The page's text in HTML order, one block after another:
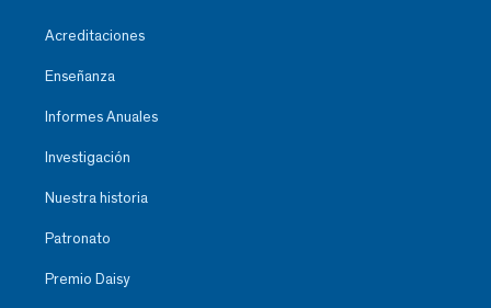
Acreditaciones
Enseñanza
Informes Anuales
Investigación
Nuestra historia
Patronato
Premio Daisy